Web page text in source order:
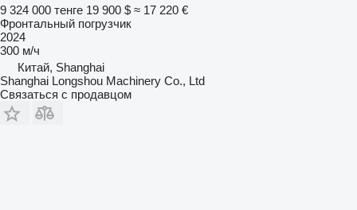
9 324 000 тенге 19 900 $ ≈ 17 220 €
Фронтальный погрузчик
2024
300 м/ч
Китай, Shanghai
Shanghai Longshou Machinery Co., Ltd
Связаться с продавцом